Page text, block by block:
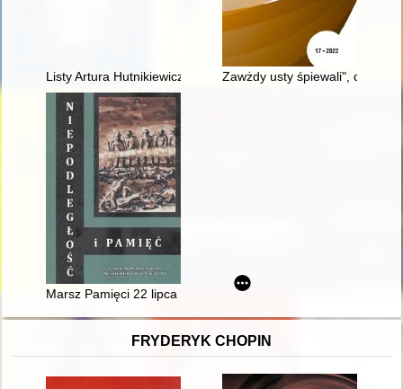
Listy Artura Hutnikiewicza Zawżdy usty śpiewali", czyli O
Marsz Pamięci 22 lipca 1942 roku
FRYDERYK CHOPIN